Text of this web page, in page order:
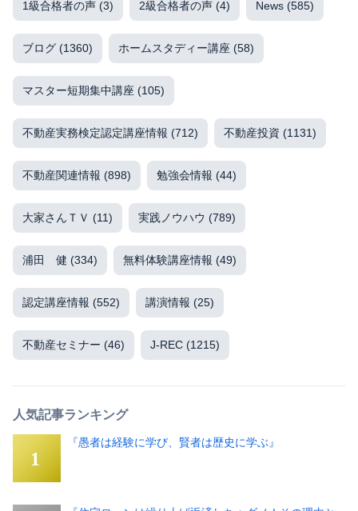
1級合格者の声 (3) 2級合格者の声 (4) News (585)
ブログ (1360) ホームスタディー講座 (58)
マスター短期集中講座 (105)
不動産実務検定認定講座情報 (712) 不動産投資 (1131)
不動産関連情報 (898) 勉強会情報 (44)
大家さんＴＶ (11) 実践ノウハウ (789)
浦田 健 (334) 無料体験講座情報 (49)
認定講座情報 (552) 講演情報 (25)
不動産セミナー (46) J-REC (1215)
人気記事ランキング
『愚者は経験に学び、賢者は歴史に学ぶ』